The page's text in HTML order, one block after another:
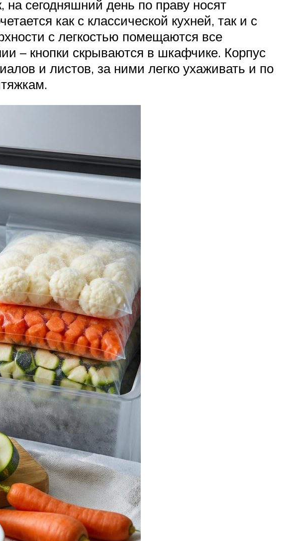
сегодняшний день по праву носят
как с классической кухней, так и с
с легкостью помещаются все
– кнопки скрываются в шкафчике. Корпус
и листов, за ними легко ухаживать и по